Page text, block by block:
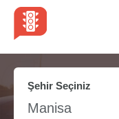
Şehir Seçiniz
Manisa